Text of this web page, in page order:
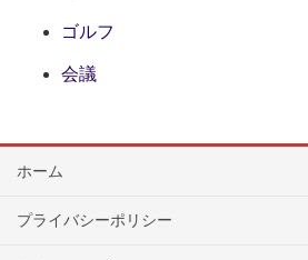
ゴルフ
会議
ホーム
プライバシーポリシー